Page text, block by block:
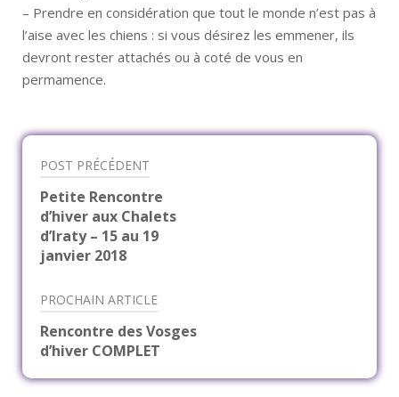
– Prendre en considération que tout le monde n’est pas à
l’aise avec les chiens : si vous désirez les emmener, ils
devront rester attachés ou à coté de vous en
permamence.
Navigation
de
l’article
POST PRÉCÉDENT
Petite Rencontre
d’hiver aux Chalets
d’Iraty – 15 au 19
janvier 2018
PROCHAIN ARTICLE
Rencontre des Vosges
d’hiver COMPLET